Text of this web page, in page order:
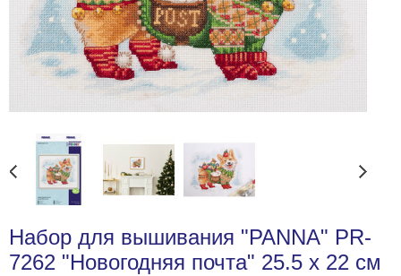
Набор для вышивания "PANNA" PR-
7262 "Новогодняя почта" 25.5 х 22 см